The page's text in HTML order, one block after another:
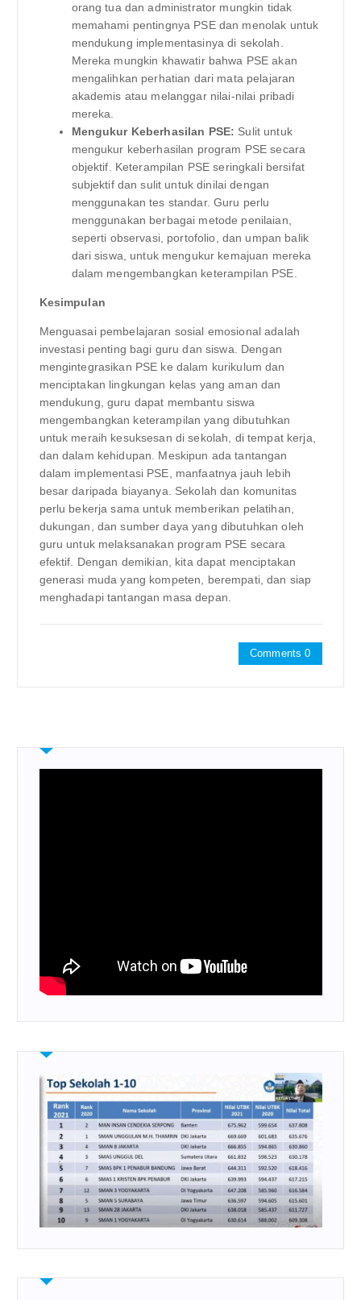
orang tua dan administrator mungkin tidak
memahami pentingnya PSE dan menolak untuk
mendukung implementasinya di sekolah.
Mereka mungkin khawatir bahwa PSE akan
mengalihkan perhatian dari mata pelajaran
akademis atau melanggar nilai-nilai pribadi
mereka.
Mengukur Keberhasilan PSE: Sulit untuk
mengukur keberhasilan program PSE secara
objektif. Keterampilan PSE seringkali bersifat
subjektif dan sulit untuk dinilai dengan
menggunakan tes standar. Guru perlu
menggunakan berbagai metode penilaian,
seperti observasi, portofolio, dan umpan balik
dari siswa, untuk mengukur kemajuan mereka
dalam mengembangkan keterampilan PSE.
Kesimpulan
Menguasai pembelajaran sosial emosional adalah
investasi penting bagi guru dan siswa. Dengan
mengintegrasikan PSE ke dalam kurikulum dan
menciptakan lingkungan kelas yang aman dan
mendukung, guru dapat membantu siswa
mengembangkan keterampilan yang dibutuhkan
untuk meraih kesuksesan di sekolah, di tempat kerja,
dan dalam kehidupan. Meskipun ada tantangan
dalam implementasi PSE, manfaatnya jauh lebih
besar daripada biayanya. Sekolah dan komunitas
perlu bekerja sama untuk memberikan pelatihan,
dukungan, dan sumber daya yang dibutuhkan oleh
guru untuk melaksanakan program PSE secara
efektif. Dengan demikian, kita dapat menciptakan
generasi muda yang kompeten, berempati, dan siap
menghadapi tantangan masa depan.
Comments 0